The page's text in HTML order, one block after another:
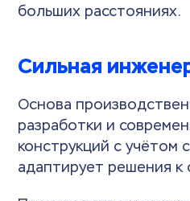
больших расстояниях.
Сильная
Основа
разработки и
конструкций с учётом
адаптирует решения к